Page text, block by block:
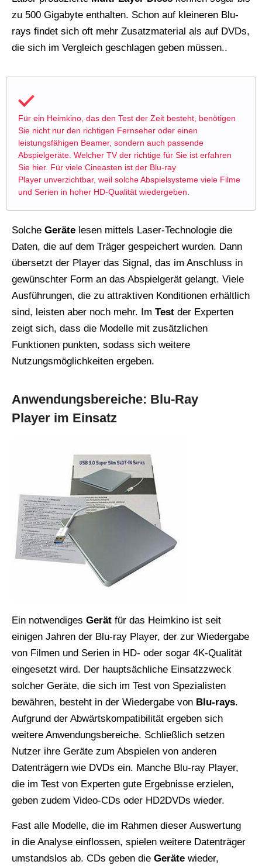
zu 500 Gigabyte enthalten. Schon auf kleineren Blu-
rays findet sich oft mehr Zusatzmaterial als auf DVDs,
die sich im Vergleich geschlagen geben müssen..
Für ein Heimkino, das den Test der Zeit besteht, benötigen
Sie nicht nur den richtigen Fernseher oder einen
leistungsfähigen Beamer, sondern auch passende
Abspielgeräte. Welcher TVder richtige für Sie ist erfahren
Sie hier. Für viele Cineasten ist der Blu-ray
Player unverzichtbar, weil solche Abspielsysteme viele Filme
und Serien in hoher HD-Qualität wiedergeben.
Solche Geräte lesen mittels Laser-Technologie die
Daten, die auf dem Träger gespeichert wurden. Dann
übersetzt der Player das Signal, das im Anschluss in
gewünschter Form an das Abspielgerät gelangt. Viele
Ausführungen, die zu attraktiven Konditionen erhältlich
sind, leisten aber noch mehr. Im Test der Experten
zeigt sich, dass die Modelle mit zusätzlichen
Funktionen punkten, sodass sich weitere
Nutzungsmöglichkeiten ergeben.
Anwendungsbereiche: Blu-Ray
Player im Einsatz
Ein notwendiges Gerät für das Heimkino ist seit
einigen Jahren der Blu-ray Player, der zur Wiedergabe
von Filmen und Serien in HD- oder sogar 4K-Qualität
eingesetzt wird. Der hauptsächliche Einsatzzweck
solcher Geräte, die sich im Test von Spezialisten
bewähren, besteht in der Wiedergabe von Blu-rays.
Aufgrund der Abwärtskompatibilität ergeben sich
weitere Anwendungsbereiche. Schließlich setzen
Nutzer ihre Geräte zum Abspielen von anderen
Datenträgern wie DVDs ein. Manche Blu-ray Player,
die im Test von Experten gute Ergebnisse erzielen,
geben zudem Video-CDs oder HD2DVDs wieder.
Fast alle Modelle, die im Rahmen dieser Auswertung
in die Analyse einflossen, spielen weitere Datenträger
umstandslos ab. CDs geben die Geräte wieder,